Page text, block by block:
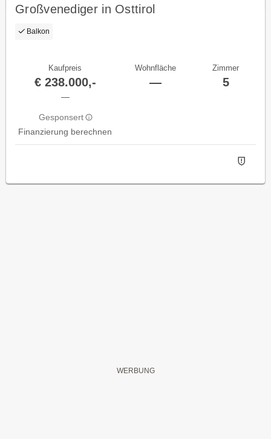
Großvenediger in Osttirol
Balkon
Kaufpreis
€ 238.000,-
—
Gesponsert
Finanzierung berechnen
Wohnfläche
—
Zimmer
5